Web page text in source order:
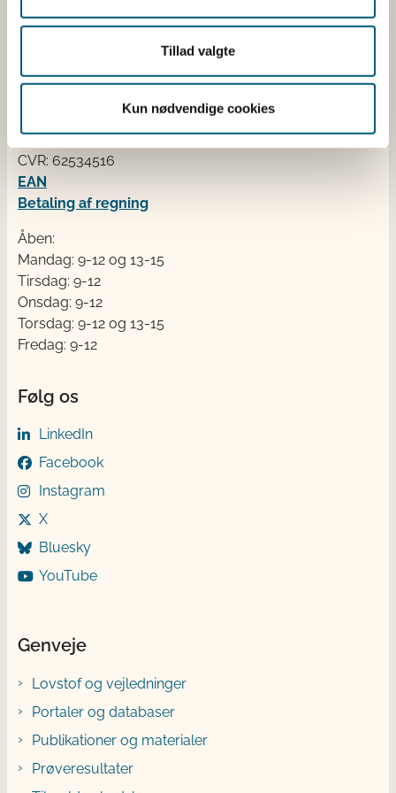
Tillad valgte
Kun nødvendige cookies
Fødevarestyrelsen
Tlf. 72 2​​​7 69 00
CVR: 62534516
EAN
Betaling af regning
Åben:
Mandag: 9-12 og 13-15
Tirsdag: 9-12
Onsdag: 9-12
Torsdag: 9-12 og 13-15
Fredag: 9-12
Følg os
LinkedIn
Facebook
Instagram
X
Bluesky
YouTube
Genveje
Lovstof og vejledninger
Portaler og databaser
Publikationer og materialer
Prøveresultater